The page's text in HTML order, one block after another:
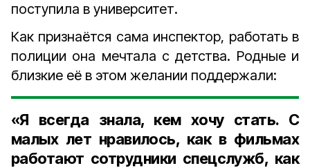
поступила в университет.
Как признаётся сама инспектор, работать в
полиции она мечтала с детства. Родные и
близкие её в этом желании поддержали:
«Я всегда знала, кем хочу стать. С
малых лет нравилось, как в фильмах
работают сотрудники спецслужб, как